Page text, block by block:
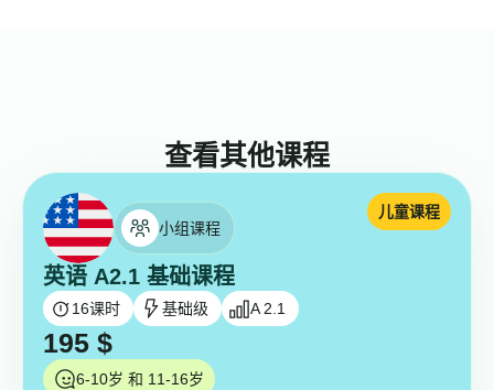
查看其他课程
小组课程
英语 A2.1 基础课程
儿童课程
16课时 基础级 A 2.1
195 $
6-10岁 和 11-16岁